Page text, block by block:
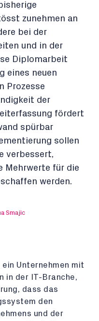
zunehmen an
bei der
und in der
Diplomarbeit
eines neuen
Prozesse
der
fördert
spürbar
sollen
verbessert,
Mehrwerte für die
werden.
Smajic
Unternehmen mit
in der IT-Branche,
dass das
den
und der